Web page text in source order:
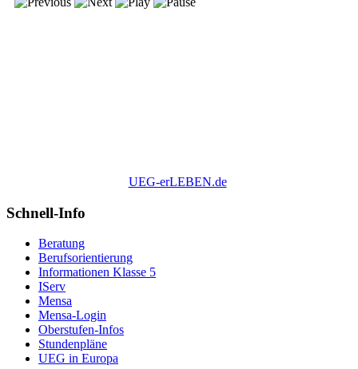
UEG-erLEBEN.de
Schnell-Info
Beratung
Berufsorientierung
Informationen Klasse 5
IServ
Mensa
Mensa-Login
Oberstufen-Infos
Stundenpläne
UEG in Europa